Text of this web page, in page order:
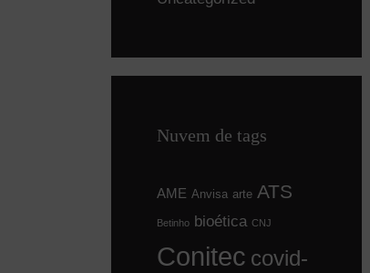
Nuvem de tags
AME Anvisa arte ATS
Betinho bioética CNJ
Conitec covid-